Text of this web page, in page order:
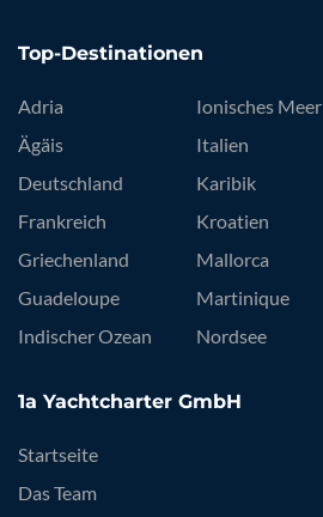
Top-Destinationen
Adria
Ägäis
Deutschland
Frankreich
Griechenland
Guadeloupe
Indischer Ozean
Ionisches Meer
Italien
Karibik
Kroatien
Mallorca
Martinique
Nordsee
1a Yachtcharter GmbH
Startseite
Das Team